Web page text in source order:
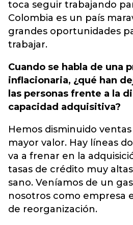
toca seguir trabajando
Colombia es un país
grandes oportunidades
trabajar.
Cuando se habla de una
inflacionaria, ¿qué han
las personas frente a la
capacidad adquisitiva?
Hemos disminuido
mayor valor. Hay líneas
va a frenar en la
tasas de crédito muy
sano. Veníamos de un
nosotros como empresa
de reorganización.